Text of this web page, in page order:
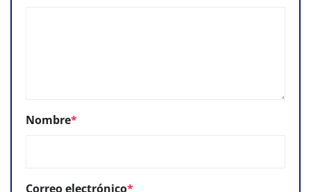
Nombre*
Correo electrónico*